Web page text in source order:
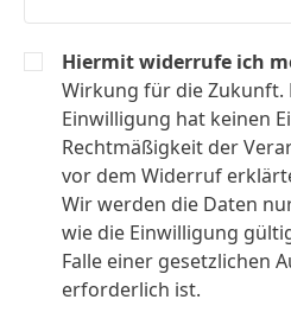
Hiermit widerrufe ich
Wirkung für die
Einwilligung hat keinen
Rechtmäßigkeit der
vor dem Widerruf
Wir werden die Daten
wie die Einwilligung
Falle einer gesetzlichen
erforderlich ist.